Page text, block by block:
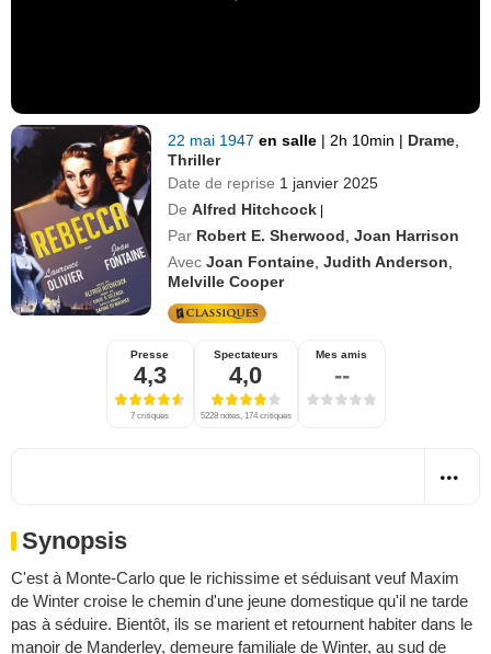
22 mai 1947en salle | 2h 10min | Drame
Thriller
Date de reprise 1 janvier 2025
De Alfred Hitchcock |
Par Robert E. Sherwood ,Joan Harrison
Avec Joan Fontaine ,Judith Anderson
Melville Cooper
Presse
4,3
7 critiques
Spectateurs
4,0
5228 notes, 174 critiques
Mes amis
--
Synopsis
C'est à Monte-Carlo que le richissime et séduisant veuf Maxim
de Winter croise le chemin d'une jeune domestique qu'il ne tarde
pas à séduire. Bientôt, ils se marient et retournent habiter dans le
manoir de Manderley, demeure familiale de Winter, au sud de